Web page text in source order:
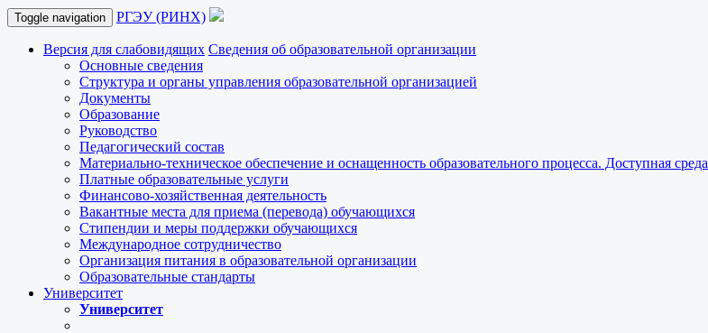
Toggle navigation РГЭУ (РИНХ)
Версия для слабовидящих Сведения об образовательной организации
Основные сведения
Структура и органы управления образовательной организацией
Документы
Образование
Руководство
Педагогический состав
Материально-техническое обеспечение и оснащенность образовательного процесса. Доступная среда
Платные образовательные услуги
Финансово-хозяйственная деятельность
Вакантные места для приема (перевода) обучающихся
Стипендии и меры поддержки обучающихся
Международное сотрудничество
Организация питания в образовательной организации
Образовательные стандарты
Университет
Университет